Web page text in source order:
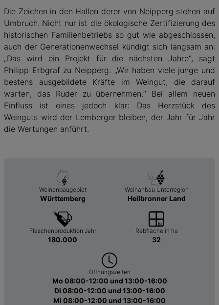
Die Zeichen in den Hallen derer von Neipperg stehen auf
Umbruch. Nicht nur ist die ökologische Zertifizierung des
historischen Familienbetriebs so gut wie abgeschlossen,
auch der Generationenwechsel kündigt sich langsam an:
„Das wird ein Projekt für die nächsten Jahre“, sagt
Philipp Erbgraf zu Neipperg. „Wir haben viele junge und
bestens ausgebildete Kräfte im Weingut, die darauf
warten, das Ruder zu übernehmen.“ Bei allem neuen
Einfluss ist eines jedoch klar: Das Herzstück des
Weinguts wird der Lemberger bleiben, der Jahr für Jahr
die Wertungen anführt.
Weinanbaugebiet
Württemberg
Weinanbau Unterregion
Heilbronner Land
Flaschenproduktion Jahr
180.000
Rebfläche in ha
32
Öffnungszeiten
Mo 08:00-12:00 und 13:00-16:00
Di 08:00-12:00 und 13:00-16:00
Mi 08:00-12:00 und 13:00-16:00